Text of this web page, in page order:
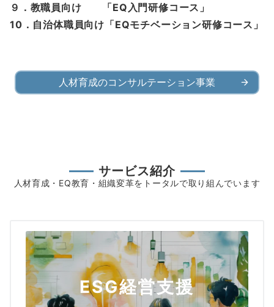
９．教職員向け 「EQ入門研修コース」
10．自治体職員向け「EQモチベーション研修コース」
人材育成のコンサルテーション事業
サービス紹介
人材育成・EQ教育・組織変革をトータルで取り組んでいます
ESG経営支援